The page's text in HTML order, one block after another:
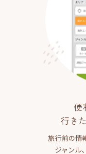
便
行き
旅行前の情
ジャンル